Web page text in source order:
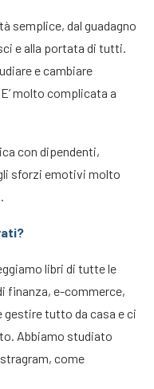
semplice, dal guadagno
e alla portata di tutti.
e cambiare
molto complicata a
con dipendenti,
sforzi emotivi molto
libri di tutte le
finanza, e-commerce,
gestire tutto da casa e ci
Abbiamo studiato
come